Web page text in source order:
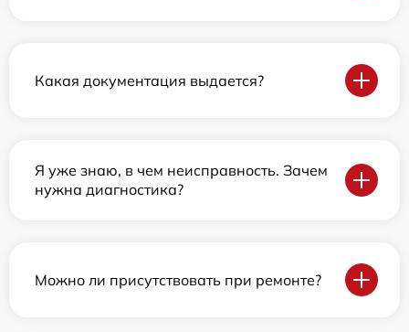
Какая документация выдается?
Я уже знаю, в чем неисправность. Зачем
нужна диагностика?
Можно ли присутствовать при ремонте?